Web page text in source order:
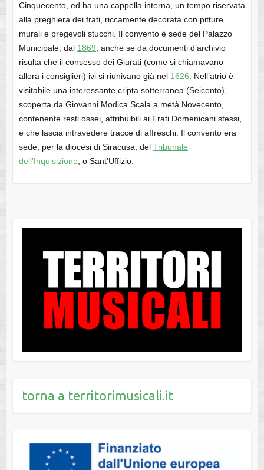
Cinquecento, ed ha una cappella interna, un tempo riservata
alla preghiera dei frati, riccamente decorata con pitture
murali e pregevoli stucchi. Il convento è sede del Palazzo
Municipale, dal 1869 , anche se da documenti d’archivio
risulta che il consesso dei Giurati (come si chiamavano
allora i consiglieri) ivi si riunivano già nel 1626 . Nell’atrio è
visitabile una interessante cripta sotterranea (Seicento),
scoperta da Giovanni Modica Scala a metà Novecento,
contenente resti ossei, attribuibili ai Frati Domenicani stessi,
e che lascia intravedere tracce di affreschi. Il convento era
sede, per la diocesi di Siracusa, del Tribunale
dell’Inquisizione , o Sant’Uffizio.
torna a territorimusicali.it